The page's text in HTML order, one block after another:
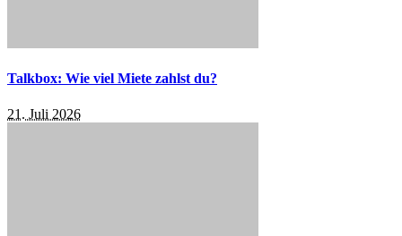
Talkbox: Wie viel Miete zahlst du?
21. Juli 2026